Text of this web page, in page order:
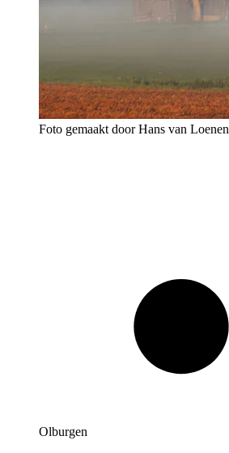
Foto gemaakt door Hans van Loenen
Olburgen